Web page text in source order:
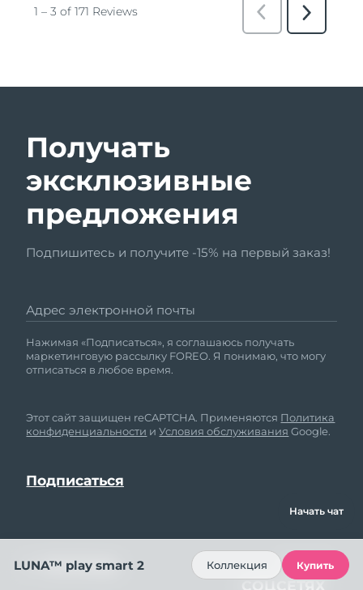
Получать
эксклюзивные
предложения
Подпишитесь и получите -15% на первый заказ!
Адрес электронной почты
Нажимая «Подписаться», я соглашаюсь получать
маркетинговую рассылку FOREO. Я понимаю, что могу
отписаться в любое время.
Этот сайт защищен reCAPTCHA. Применяются Политика
конфиденциальности иУсловия обслуживания Google.
ПОМОЩЬ
МЫ В
СОЦСЕТЯХ
Начать чат
LUNA™ play smart 2 Коллекция Купить